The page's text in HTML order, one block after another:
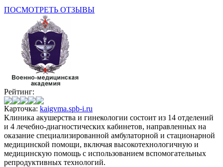
ПОСМОТРЕТЬ ОТЗЫВЫ
Рейтинг:
Карточка: kaigvma.spb-i.ru
Клиника акушерства и гинекологии состоит из 14 отделений
и 4 лечебно-диагностических кабинетов, направленных на
оказание специализированной амбулаторной и стационарной
медицинской помощи, включая высокотехнологичную и
медицинскую помощь с использованием вспомогательных
репродуктивных технологий.